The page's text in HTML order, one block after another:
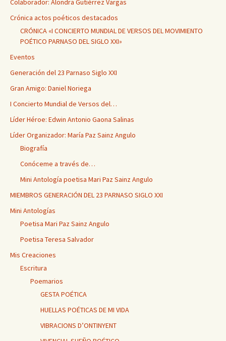
Colaborador: Alondra Gutiérrez Vargas
Crónica actos poéticos destacados
CRÓNICA «I CONCIERTO MUNDIAL DE VERSOS DEL MOVIMIENTO
POÉTICO PARNASO DEL SIGLO XXI»
Eventos
Generación del 23 Parnaso Siglo XXI
Gran Amigo: Daniel Noriega
I Concierto Mundial de Versos del…
Líder Héroe: Edwin Antonio Gaona Salinas
Líder Organizador: María Paz Sainz Angulo
Biografía
Conóceme a través de…
Mini Antología poetisa Mari Paz Sainz Angulo
MIEMBROS GENERACIÓN DEL 23 PARNASO SIGLO XXI
Mini Antologías
Poetisa Mari Paz Sainz Angulo
Poetisa Teresa Salvador
Mis Creaciones
Escritura
Poemarios
GESTA POÉTICA
HUELLAS POÉTICAS DE MI VIDA
VIBRACIONS D’ONTINYENT